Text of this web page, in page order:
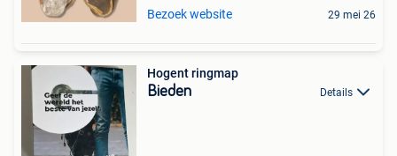
Bezoek website 29 mei 26
Hogent ringmap
Bieden Details